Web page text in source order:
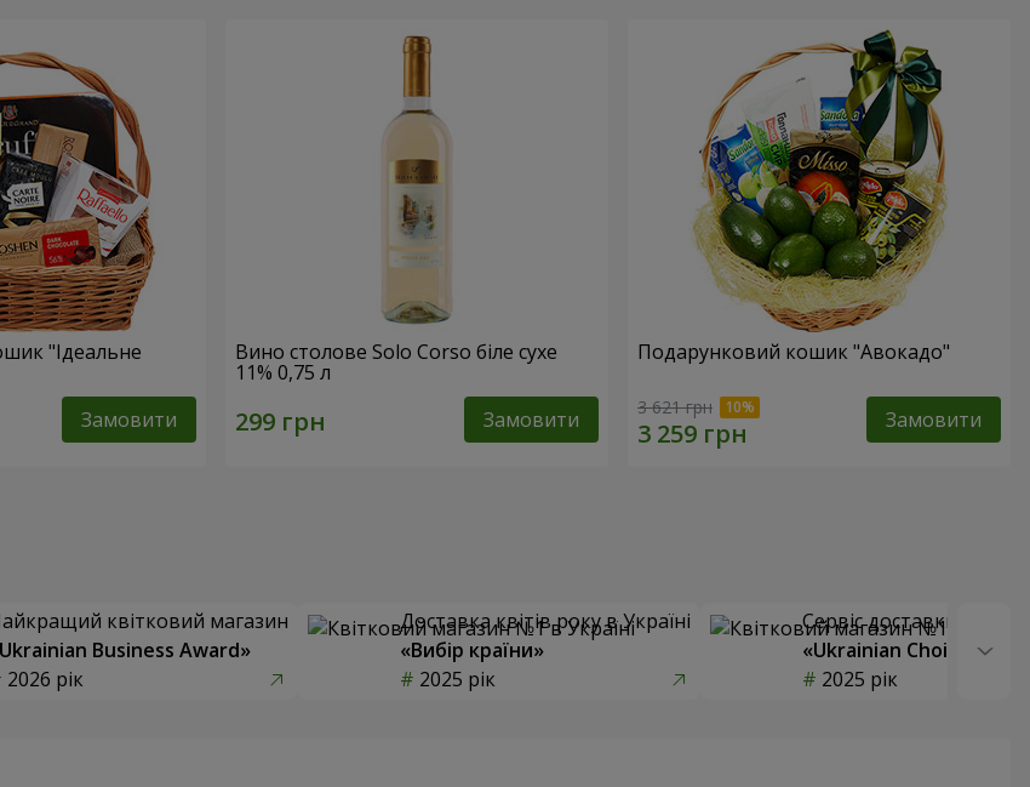
"Ідеальне
Замовити
Вино столове Solo Corso біле сухе
11% 0,75 л
Замовити
Подарунковий кошик "Авокадо"
3 621 грн Замовити
квітковий магазин
Business Award»
2026 рік
Доставка квітів року в Україні
«Вибір країни»
2025 рік
Сервіс доставки квітів
«Ukrainian Choice»
2025 рік